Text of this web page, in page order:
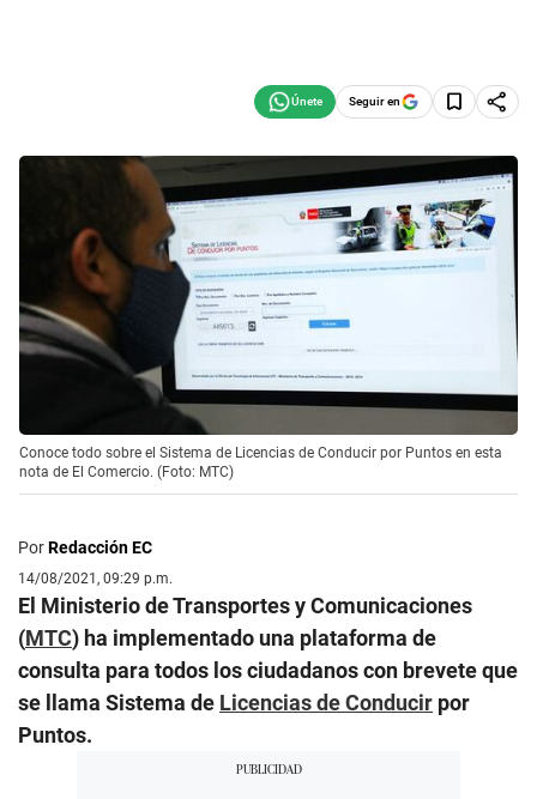
Seguir en
Conoce todo sobre el Sistema de Licencias de Conducir por Puntos en esta
nota de El Comercio. (Foto: MTC)
PorRedacción EC
14/08/2021, 09:29 p.m.
El Ministerio de Transportes y Comunicaciones
(MTC) ha implementado una plataforma de
consulta para todos los ciudadanos con brevete que
se llama Sistema de Licencias de Conducir por
Puntos.